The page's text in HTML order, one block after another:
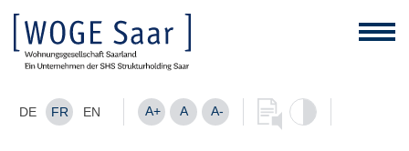
DE FR EN A+ A A-